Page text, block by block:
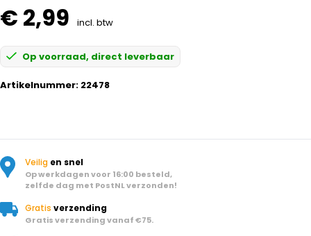
€ 2,99 incl. btw
Op voorraad, direct leverbaar
Artikelnummer: 22478
Veilig en snel
Op werkdagen voor 16:00 besteld,
zelfde dag met PostNL verzonden!
Gratis verzending
Gratis verzending vanaf €75.